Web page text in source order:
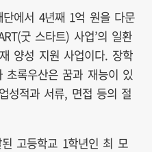
단에서 4년째 1억 원을 다문
굿 스타트) 사업’의 일환
양성 지원 사업이다. 장학
초록우산은 꿈과 재능이 있
성적과 서류, 면접 등의 절
고등학교 1학년인 최 모